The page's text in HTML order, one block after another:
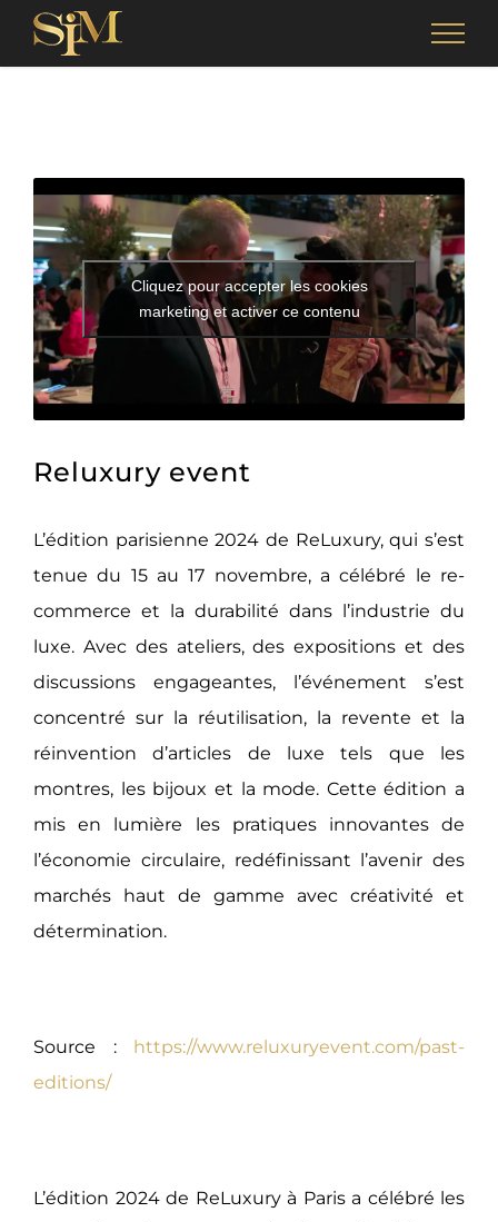
Skip
Cliquez pour accepter les cookies
marketing et activer ce contenu
Reluxury event
L’édition parisienne 2024 de ReLuxury, qui s’est
tenue du 15 au 17 novembre, a célébré le re-
commerce et la durabilité dans l’industrie du
luxe. Avec des ateliers, des expositions et des
discussions engageantes, l’événement s’est
concentré sur la réutilisation, la revente et la
réinvention d’articles de luxe tels que les
montres, les bijoux et la mode. Cette édition a
mis en lumière les pratiques innovantes de
l’économie circulaire, redéfinissant l’avenir des
marchés haut de gamme avec créativité et
détermination.
Source :
https://www.reluxuryevent.com/past-
editions/
L’édition 2024 de ReLuxury à Paris a célébré les